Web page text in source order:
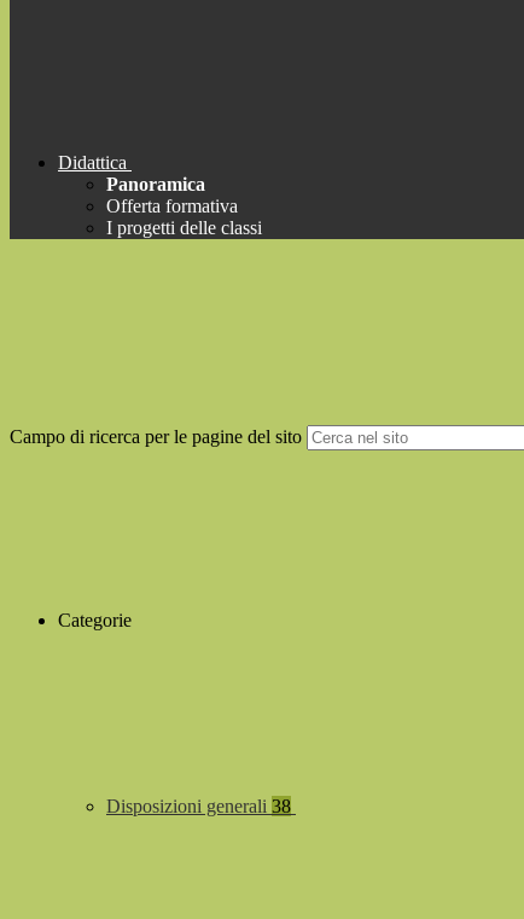
Didattica
Panoramica
Offerta formativa
I progetti delle classi
Campo di ricerca per le pagine del sito
Categorie
Disposizioni generali 38